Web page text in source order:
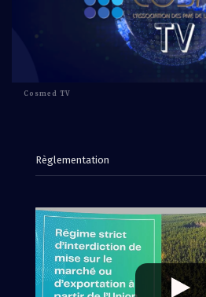
Cosmed TV
Règlementation